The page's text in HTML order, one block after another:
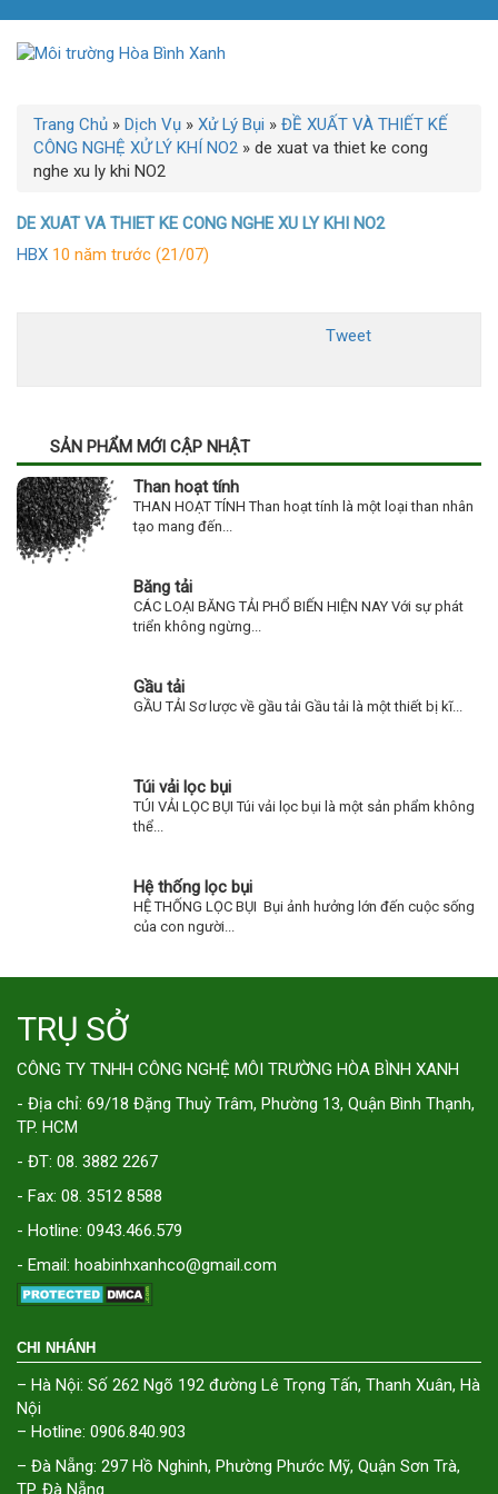
Trang Chủ » Dịch Vụ » Xử Lý Bụi » ĐỀ XUẤT VÀ THIẾT KẾ
CÔNG NGHỆ XỬ LÝ KHÍ NO2 » de xuat va thiet ke cong
nghe xu ly khi NO2
DE XUAT VA THIET KE CONG NGHE XU LY KHI NO2
HBX 10 năm trước (21/07)
Tweet
SẢN PHẨM MỚI CẬP NHẬT
Than hoạt tính
THAN HOẠT TÍNH Than hoạt tính là một loại than nhân
tạo mang đến...
Băng tải
CÁC LOẠI BĂNG TẢI PHỔ BIẾN HIỆN NAY Với sự phát
triển không ngừng...
Gầu tải
GẦU TẢI Sơ lược về gầu tải Gầu tải là một thiết bị kĩ...
Túi vải lọc bụi
TÚI VẢI LỌC BỤI Túi vải lọc bụi là một sản phẩm không
thể...
Hệ thống lọc bụi
HỆ THỐNG LỌC BỤI Bụi ảnh hưởng lớn đến cuộc sống
của con người...
TRỤ SỞ
CÔNG TY TNHH CÔNG NGHỆ MÔI TRƯỜNG HÒA BÌNH XANH
- Địa chỉ: 69/18 Đặng Thuỳ Trâm, Phường 13, Quận Bình Thạnh,
TP. HCM
- ĐT: 08. 3882 2267
- Fax: 08. 3512 8588
- Hotline: 0943.466.579
- Email: hoabinhxanhco@gmail.com
CHI NHÁNH
– Hà Nội: Số 262 Ngõ 192 đường Lê Trọng Tấn, Thanh Xuân, Hà
Nội
– Hotline: 0906.840.903
– Đà Nẵng: 297 Hồ Nghinh, Phường Phước Mỹ, Quận Sơn Trà,
TP. Đà Nẵng